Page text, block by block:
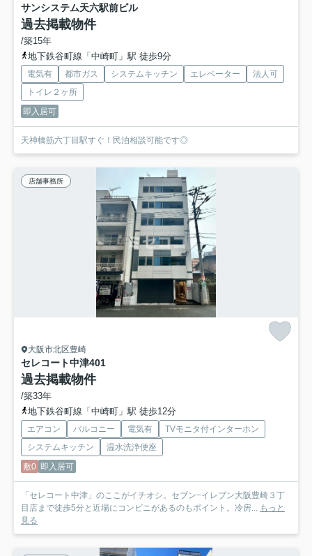
サンシステム天六駅前ビル
過去掲載物件
/築15年
地下鉄谷町線「中崎町」駅 徒歩9分
電気有 都市ガス システムキッチン エレベーター
法人可
トイレ２ヶ所
即入居可
天神橋筋六丁目駅すぐ！民泊相談可能です◎
店舗事務所
大阪市北区豊崎
セレコート中津401
過去掲載物件
/築33年
地下鉄谷町線「中崎町」駅 徒歩12分
エアコン バルコニー 電気有
TVモニタ付インターホン
システムキッチン
温水洗浄便座
敷0 即入居可
「セレコート中津」のここがイチオシ。セブン−イレブン大阪豊崎３丁
目店まで徒歩5分と近場にコンビニがあるのもポイント。冷房... もっと
見る